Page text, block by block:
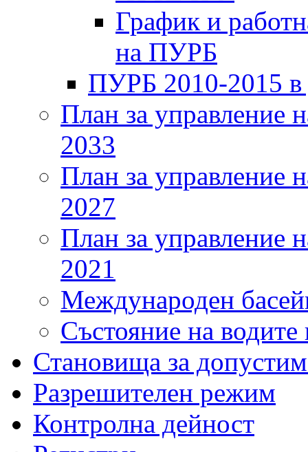
График и
на ПУРБ
ПУРБ 2010-2015 в
План за управление
2033
План за управление
2027
План за управление
2021
Международен
Състояние на водите
Становища за
Разрешителен режим
Контролна дейност